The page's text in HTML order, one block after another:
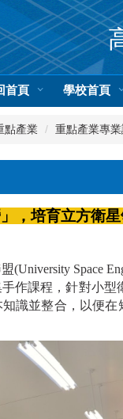
首頁 學校首頁
點產業 重點產業專
，培育立方衛
Space
作課程，針對小
識並整合，以便